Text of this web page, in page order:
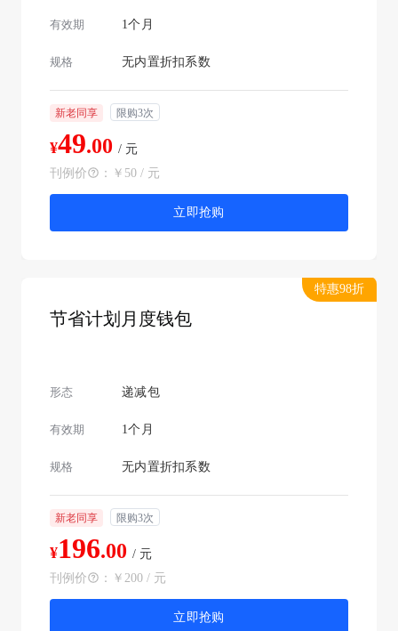
有效期 1个月
规格 无内置折扣系数
新老同享 限购3次
¥49.00 / 元
刊例价
： ￥50 / 元
立即抢购
特惠98折
节省计划月度钱包
形态 递减包
有效期 1个月
规格 无内置折扣系数
新老同享 限购3次
¥196.00 / 元
刊例价
： ￥200 / 元
立即抢购